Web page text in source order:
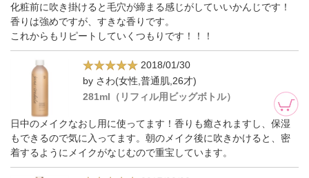
化粧前に吹き掛けると毛穴が締まる感じがしていいかんじです！
香りは強めですが、すきな香りです。
これからもリピートしていくつもりです！！！
2018/01/30
by さわ(女性,普通肌,26才)
281ml（リフィル用ビッグボトル）
日中のメイクなおし用に使ってます！香りも癒されますし、保湿
もできるので気に入ってます。朝のメイク後に吹きかけると、密
着するようにメイクがなじむので重宝しています。